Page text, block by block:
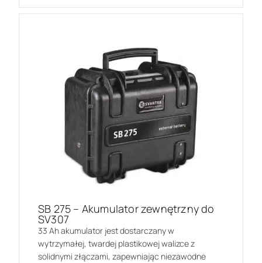
SB 275 – Akumulator zewnętrzny do
SV307
33 Ah akumulator jest dostarczany w
wytrzymałej, twardej plastikowej walizce z
solidnymi złączami, zapewniając niezawodne